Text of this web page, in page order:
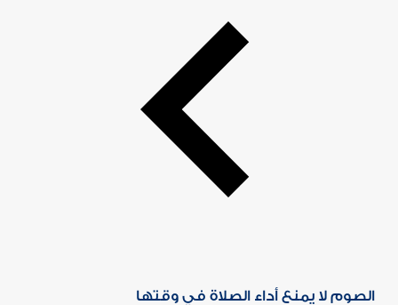
الصوم لا يمنع أداء الصلاة في وقتها